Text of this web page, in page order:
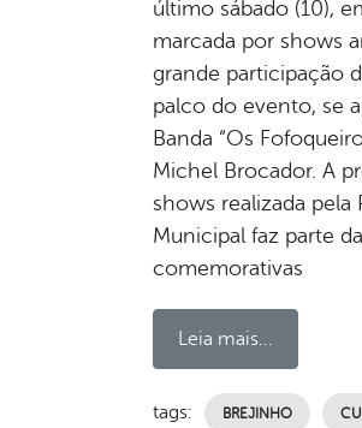
último sábado (10),
marcada por shows
grande participação
palco do evento, se
Banda “Os
Michel Brocador. A
shows realizada pela
Municipal faz parte
comemorativas
Leia mais...
tags: BREJINHO